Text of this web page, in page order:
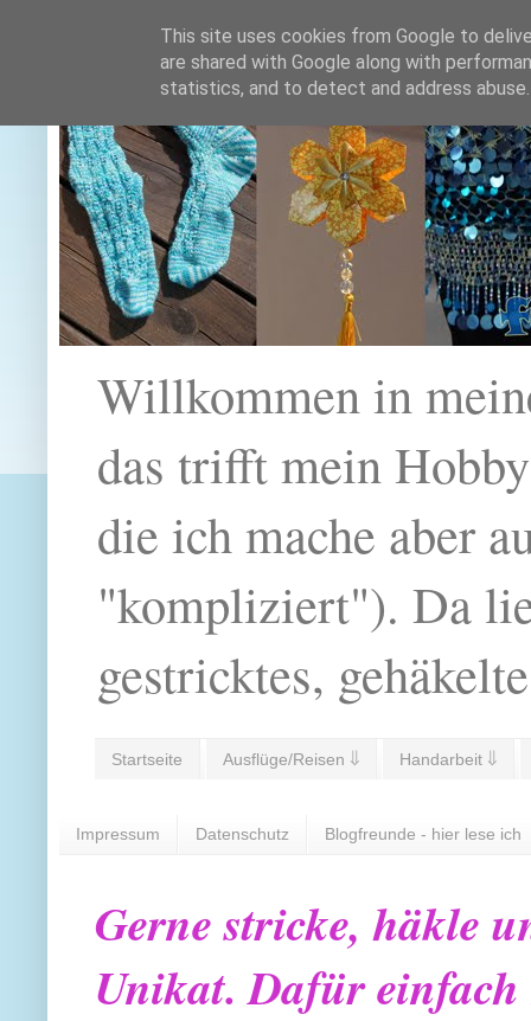
Willkommen in
das trifft mein
die ich mache aber
"kompliziert"). Da
gestricktes,
Startseite Ausflüge/Reisen ⇓ Handarbeit ⇓
Impressum Datenschutz Blogfreunde - hier lese ich
Gerne stricke, häkle
Unikat. Dafür
This site uses cookies from Google to
are shared with Google along with
statistics, and to detect and address abuse.